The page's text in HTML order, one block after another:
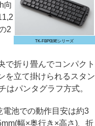
TK-FBP019Eシリーズ
向
2
折り畳んでコンパクト
を立て掛けられるスタン
はパンタグラフ方式。
池での動作目安は約3
幅×奥行き×高さ)、折